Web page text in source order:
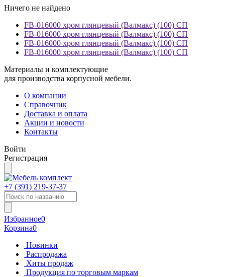
Ничего не найдено
FB-016000 хром глянцевый (Валмакс) (100) СП
FB-016000 хром глянцевый (Валмакс) (100) СП
FB-016000 хром глянцевый (Валмакс) (100) СП
FB-016000 хром глянцевый (Валмакс) (100) СП
Материалы и комплектующие
для производства корпусной мебели.
О компании
Справочник
Доставка и оплата
Акции и новости
Контакты
Войти
Регистрация
+7 (391) 219-37-37
Избранное0
Корзина0
Новинки
Распродажа
Хиты продаж
Продукция по торговым маркам